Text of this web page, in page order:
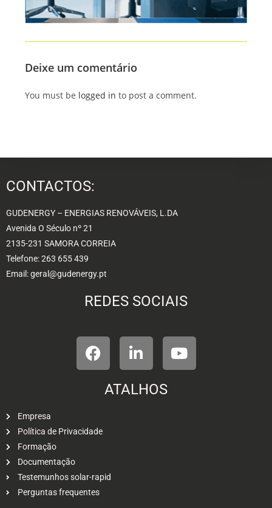
Deixe um comentário
You must be logged in to post a comment.
CONTACTOS:
GUDENERGY – ENERGIAS RENOVÁVEIS, L.DA
Avenida O Século nº 21
2135-231 SAMORA CORREIA
Telefone: 263 655 439
Email: geral@gudenergy.pt
REDES SOCIAIS
ATALHOS
Empresa
Política de Privacidade
Formação
Documentação
Testemunhos solar-rapid
Perguntas frequentes